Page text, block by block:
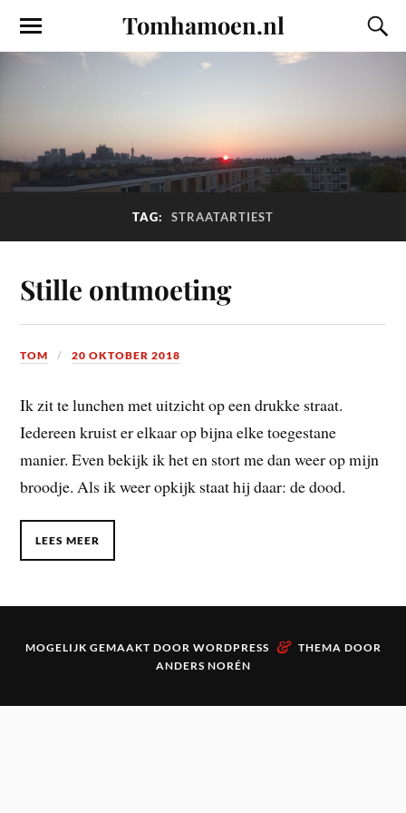
Tomhamoen.nl
TAG: STRAATARTIEST
Stille ontmoeting
TOM 20 OKTOBER 2018
Ik zit te lunchen met uitzicht op een drukke straat.
Iedereen kruist er elkaar op bijna elke toegestane
manier. Even bekijk ik het en stort me dan weer op mijn
broodje. Als ik weer opkijk staat hij daar: de dood.
LEES MEER
MOGELIJK GEMAAKT DOOR WORDPRESS & THEMA DOOR
ANDERS NORÉN